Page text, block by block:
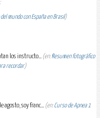
mundo con España en Brasil)
los instructo... (en:Resumen fotográfico
recordar)
agosto, soy franc... (en:Curso de Apnea 1